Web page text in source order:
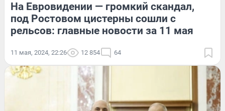
На Евровидении — громкий скандал,
под Ростовом цистерны сошли с
рельсов: главные новости за 11 мая
11 мая, 2024, 22:26 12 854 64